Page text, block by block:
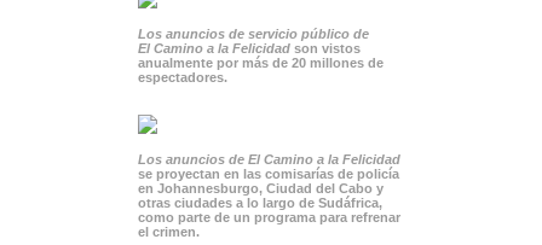
Los anuncios de servicio público de
El Camino a la Felicidad son vistos
anualmente por más de 20 millones de
espectadores.
Los anuncios de El Camino a la Felicidad
se proyectan en las comisarías de policía
en Johannesburgo, Ciudad del Cabo y
otras ciudades a lo largo de Sudáfrica,
como parte de un programa para refrenar
el crimen.